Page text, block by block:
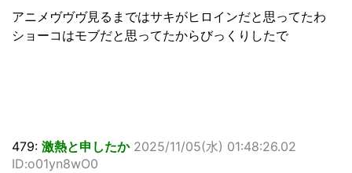
アニメヴヴヴ見るまではサキがヒロインだと思ってたわ
ショーコはモブだと思ってたからびっくりしたで
479: 激熱と申したか 2025/11/05(水) 01:48:26.02
ID:o01yn8wO0